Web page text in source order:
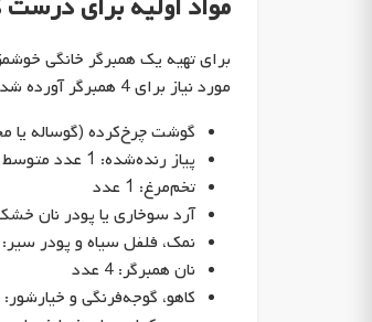
برای تهیه یک همبرگر خانگی
مورد نیاز برای 4 همبرگر آورده شده است:
گوشت چرخ‌کرده (گوساله یا
پیاز رنده‌شده: 1 عدد متوسط
تخم‌مرغ: 1 عدد
آرد سوخاری یا پودر نان خشک: 2 قاشق
نمک، فلفل سیاه و پودر سیر:
نان همبرگر: 4 عدد
کاهو، گوجه‌فرنگی و خیارشور: